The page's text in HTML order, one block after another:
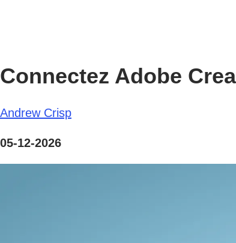
Connectez Adobe
Andrew Crisp
05-12-2026